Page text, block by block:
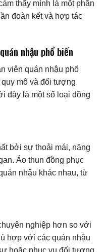
thấy mình là một phần
đoàn kết và hợp tác
nhậu phổ biến
viên quán nhậu phổ
mô và đối tượng
đây là một số loại đồng
bởi sự thoải mái, năng
Áo thun đồng phục
nhậu khác nhau, từ
nghiệp hơn so với
hợp với các quán nhậu